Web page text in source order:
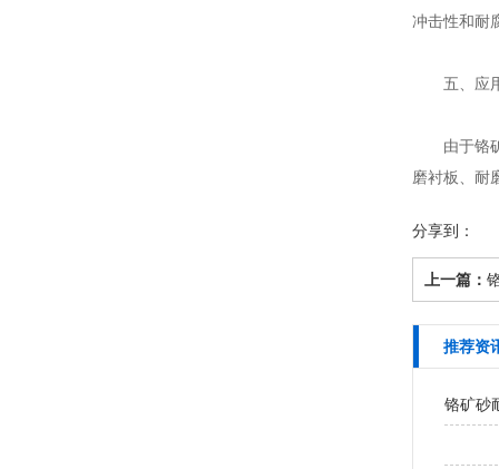
冲击性和耐
五、应用
由于铬矿
磨衬板、耐
分享到：
上一篇：
推荐资
铬矿砂